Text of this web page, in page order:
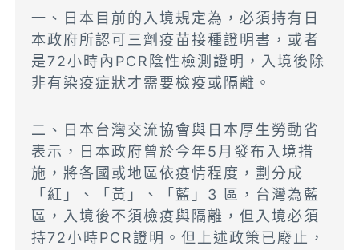
一、日本目前的入境規定為，必須持有日
本政府所認可三劑疫苗接種證明書，或者
是72小時內PCR陰性檢測證明，入境後除
非有染疫症狀才需要檢疫或隔離。
二、日本台灣交流協會與日本厚生勞動省
表示，日本政府曾於今年5月發布入境措
施，將各國或地區依疫情程度，劃分成
「紅」、「黃」、「藍」3 區，台灣為藍
區，入境後不須檢疫與隔離，但入境必須
持72小時PCR證明。但上述政策已廢止，